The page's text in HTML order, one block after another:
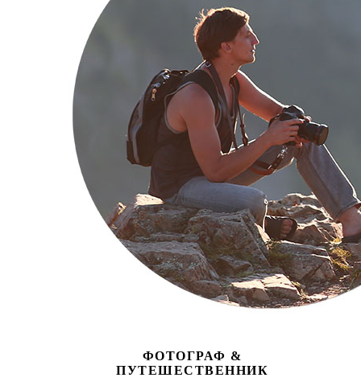
ФОТОГРАФ &
ПУТЕШЕСТВЕННИК